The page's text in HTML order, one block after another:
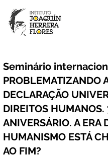
Seminário
PROBLEMATIZANDO
DECLARAÇÃO
DIREITOS HUMANOS.
ANIVERSÁRIO. A ERA
HUMANISMO ESTÁ
AO FIM?